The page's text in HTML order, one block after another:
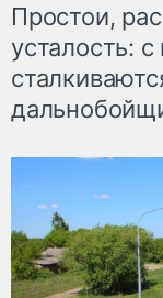
Простои,
усталость: